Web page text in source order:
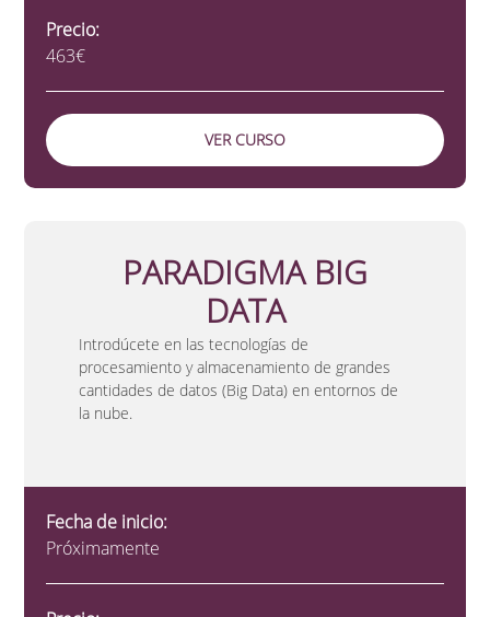
Precio:
463€
VER CURSO
PARADIGMA BIG
DATA
Introdúcete en las tecnologías de
procesamiento y almacenamiento de grandes
cantidades de datos (Big Data) en entornos de
la nube.
Fecha de inicio:
Próximamente